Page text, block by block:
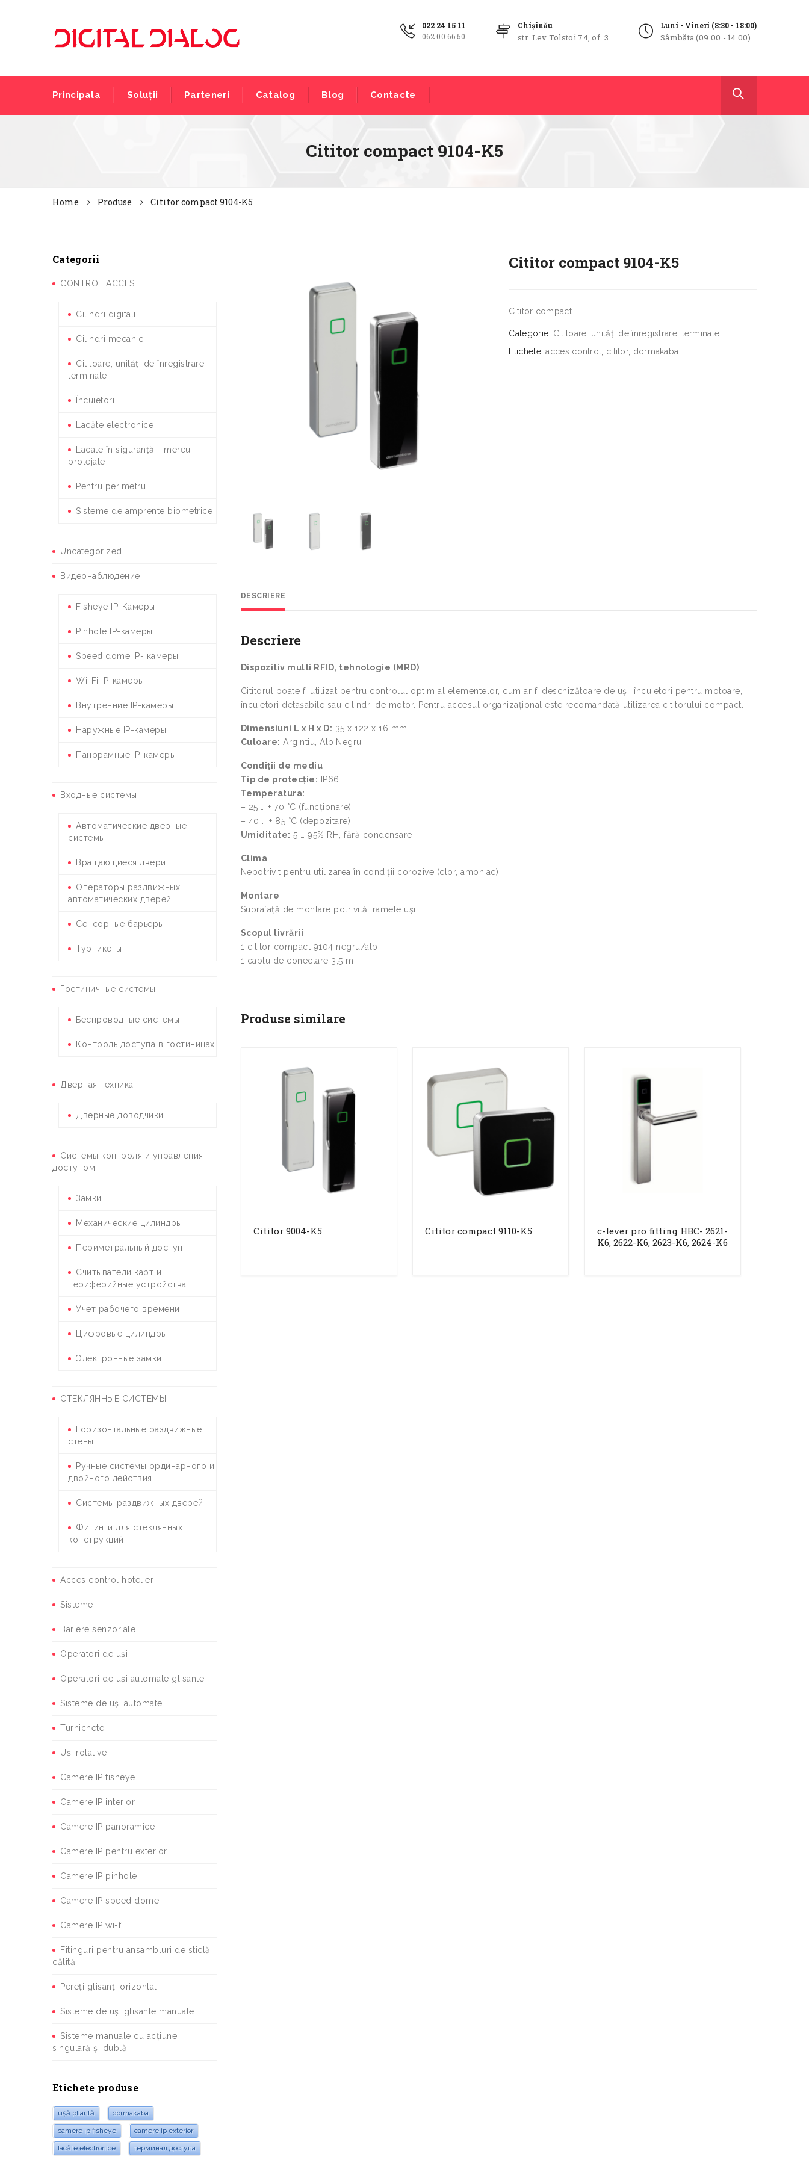
022 24 15 11
062 00 66 50
Chișinău
str. Lev Tolstoi 74, of. 3
Luni - Vineri (8:30 - 18:00)
Sâmbăta (09.00 - 14.00)
Principala Soluții Parteneri Catalog Blog Contacte
Cititor compact 9104-K5
Home Produse Cititor compact 9104-K5
Categorii
CONTROL ACCES
Cilindri digitali
Cilindri mecanici
Cititoare, unități de înregistrare,
terminale
Încuietori
Lacăte electronice
Lacate în siguranță - mereu
protejate
Pentru perimetru
Sisteme de amprente biometrice
Uncategorized
Видеонаблюдение
Fisheye IP-Камеры
Pinhole IP-камеры
Speed dome IP- камеры
Wi-Fi IP-камеры
Внутренние IP-камеры
Наружные IP-камеры
Панорамные IP-камеры
Входные системы
Автоматические дверные
системы
Вращающиеся двери
Операторы раздвижных
автоматических дверей
Сенсорные барьеры
Турникеты
Гостиничные системы
Беспроводные системы
Контроль доступа в гостиницах
Дверная техника
Дверные доводчики
Системы контроля и управления
доступом
Замки
Механические цилиндры
Периметральный доступ
Считыватели карт и
периферийные устройства
Учет рабочего времени
Цифровые цилиндры
Электронные замки
СТЕКЛЯННЫЕ СИСТЕМЫ
Горизонтальные раздвижные
стены
Ручные системы ординарного и
двойного действия
Системы раздвижных дверей
Фитинги для стеклянных
конструкций
Acces control hotelier
Sisteme
Bariere senzoriale
Operatori de uși
Operatori de uși automate glisante
Sisteme de uși automate
Turnichete
Uși rotative
Camere IP fisheye
Camere IP interior
Camere IP panoramice
Camere IP pentru exterior
Camere IP pinhole
Camere IP speed dome
Camere IP wi-fi
Fitinguri pentru ansambluri de sticlă
călită
Pereți glisanți orizontali
Sisteme de uși glisante manuale
Sisteme manuale cu acțiune
singulară și dublă
Etichete produse
ușă pliantă dormakaba
camere ip fisheye camere ip exterior
lacăte electronice терминал доступа
Cititor compact 9104-K5
Cititor compact
Categorie: Cititoare, unități de înregistrare, terminale
Etichete:acces control cititor, dormakaba
DESCRIERE
Descriere
Dispozitiv multi RFID, tehnologie (MRD)
Cititorul poate fi utilizat pentru controlul optim al elementelor, cum ar fi deschizătoare de uși, încuietori pentru motoare,
încuietori detașabile sau cilindri de motor. Pentru accesul organizațional este recomandată utilizarea cititorului compact.
Dimensiuni L x H x D: 35 x 122 x 16 mm
Culoare: Argintiu, Alb,Negru
Condiții de mediu
Tip de protecție: IP66
Temperatura:
– 25 … + 70 °C (funcționare)
– 40 … + 85 °C (depozitare)
Umiditate: 5 … 95% RH, fără condensare
Clima
Nepotrivit pentru utilizarea în condiții corozive (clor, amoniac)
Montare
Suprafață de montare potrivită: ramele ușii
Scopul livrării
1 cititor compact 9104 negru/alb
1 cablu de conectare 3,5 m
Produse similare
Cititor 9004-K5 Cititor compact 9110-K5
c-lever pro fitting HBC- 2621-
K6, 2622-K6, 2623-K6, 2624-K6